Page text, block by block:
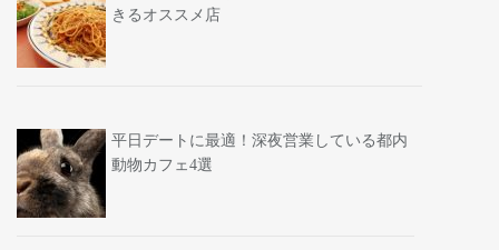
きるオススメ店
平日デートに最適！深夜営業している都内
動物カフェ4選